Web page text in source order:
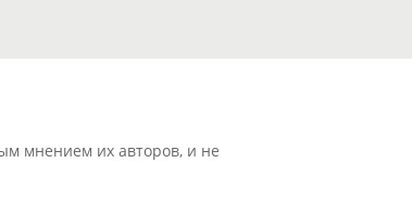
мнением их авторов, и не